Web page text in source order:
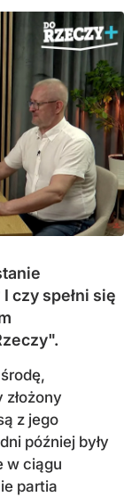
czy spełni się
z jego
później były
w ciągu
partia